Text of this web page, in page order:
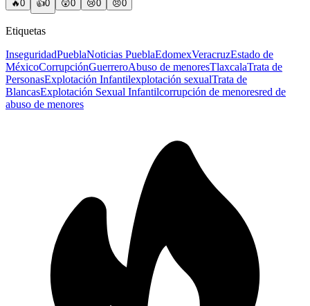
🔥0 👍0 😲0 😢0 😠0
Etiquetas
InseguridadPueblaNoticias PueblaEdomexVeracruzEstado de
MéxicoCorrupciónGuerreroAbuso de menoresTlaxcalaTrata de
PersonasExplotación Infantilexplotación sexualTrata de
BlancasExplotación Sexual Infantilcorrupción de menoresred de
abuso de menores